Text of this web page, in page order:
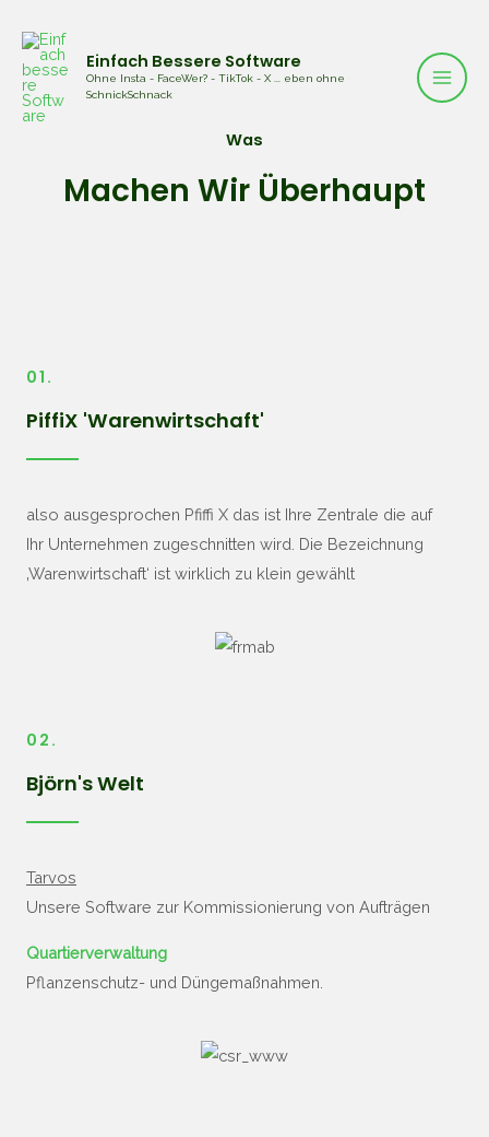
Inhalt
springen
Einfach Bessere Software
Ohne Insta - FaceWer? - TikTok - X ... eben ohne
SchnickSchnack
Was
Machen Wir Überhaupt
01.
PiffiX 'Warenwirtschaft'
also ausgesprochen Pfiffi X das ist Ihre Zentrale die auf
Ihr Unternehmen zugeschnitten wird. Die Bezeichnung
‚Warenwirtschaft‘ ist wirklich zu klein gewählt
02.
Björn's Welt
Tarvos
Unsere Software zur Kommissionierung von Aufträgen
Quartierverwaltung
Pflanzenschutz- und Düngemaßnahmen.